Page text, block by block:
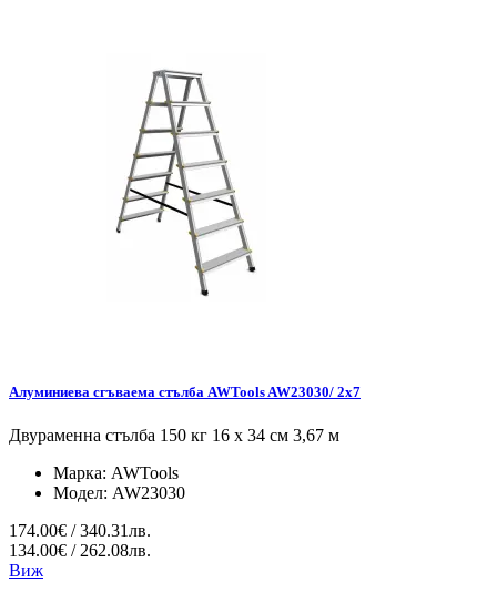
Алуминиева сгъваема стълба AWTools AW23030/ 2x7
Двураменна стълба 150 кг 16 x 34 см 3,67 м
Марка: AWTools
Модел: AW23030
174.00€ / 340.31лв.
134.00€ / 262.08лв.
Виж